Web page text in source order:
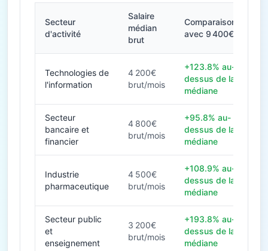
Secteur
d'activité
Salaire
médian
brut
Comparaison
avec 9 400€
Technologies de
l'information
4 200€
brut/mois
+123.8% au-
dessus de la
médiane
Secteur
bancaire et
financier
4 800€
brut/mois
+95.8% au-
dessus de la
médiane
Industrie
pharmaceutique
4 500€
brut/mois
+108.9% au-
dessus de la
médiane
Secteur public
et
enseignement
3 200€
brut/mois
+193.8% au-
dessus de la
médiane